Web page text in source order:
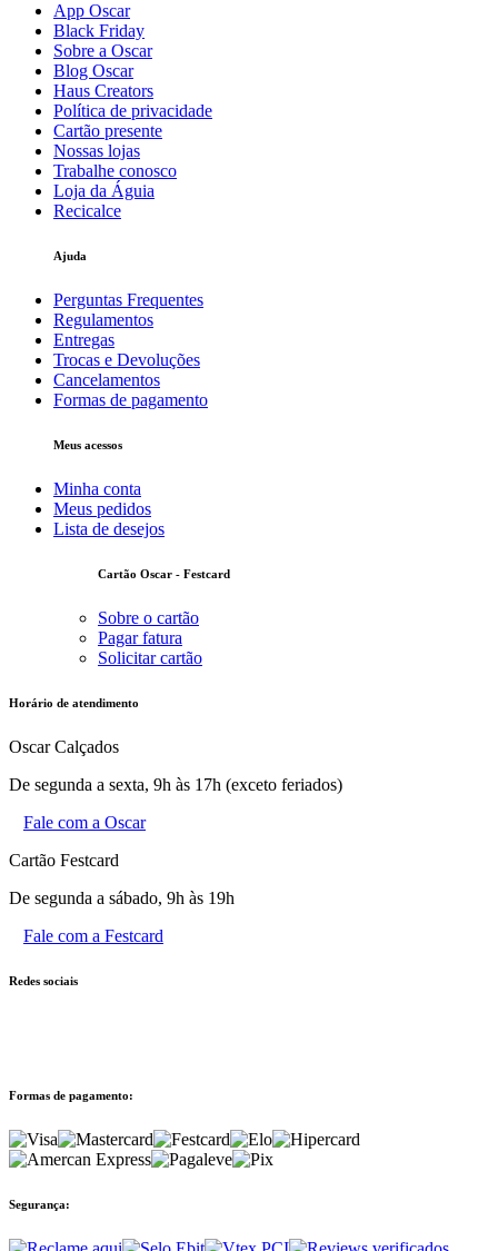
App Oscar
Black Friday
Sobre a Oscar
Blog Oscar
Haus Creators
Política de privacidade
Cartão presente
Nossas lojas
Trabalhe conosco
Loja da Águia
Recicalce
Ajuda
Perguntas Frequentes
Regulamentos
Entregas
Trocas e Devoluções
Cancelamentos
Formas de pagamento
Meus acessos
Minha conta
Meus pedidos
Lista de desejos
Cartão Oscar - Festcard
Sobre o cartão
Pagar fatura
Solicitar cartão
Horário de atendimento
Oscar Calçados
De segunda a sexta, 9h às 17h (exceto feriados)
Fale com a Oscar
Cartão Festcard
De segunda a sábado, 9h às 19h
Fale com a Festcard
Redes sociais
Formas de pagamento:
Segurança: